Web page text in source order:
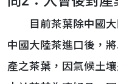
目前茶葉除中國大
中國大陸茶進口後，
產之茶葉，因氣候土